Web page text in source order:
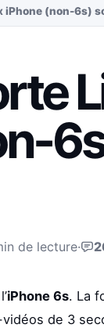
iPhone (non-6s)
de lecture·
iPhone 6s. La
de 3